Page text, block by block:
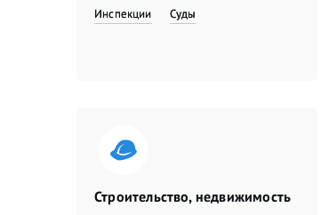
Инспекции
Суды
Строительство, недвижимость